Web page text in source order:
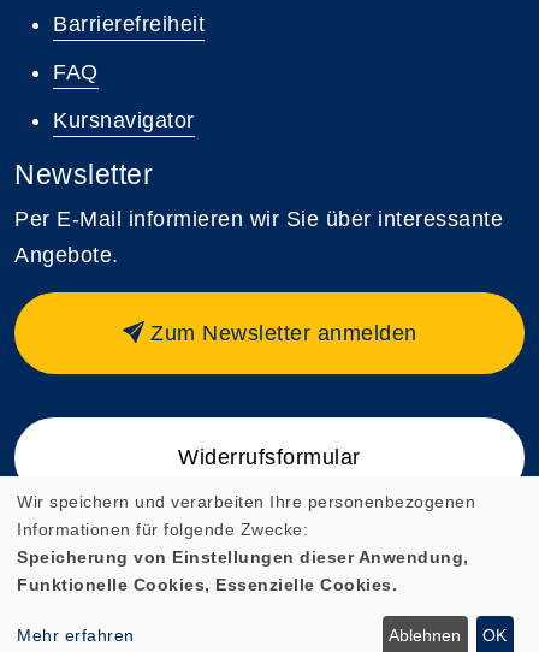
Barrierefreiheit
FAQ
Kursnavigator
Newsletter
Per E-Mail informieren wir Sie über interessante
Angebote.
Zum Newsletter anmelden
Widerrufsformular
Cookie Einstellungen
Wir speichern und verarbeiten Ihre personenbezogenen
Informationen für folgende Zwecke:
Speicherung von Einstellungen dieser Anwendung,
Funktionelle Cookies, Essenzielle Cookies.
Mehr erfahren Ablehnen OK